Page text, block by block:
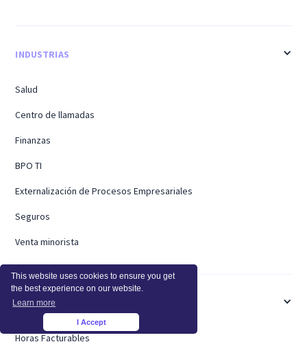
This website uses cookies to ensure you get
the best experience on our website.
Learn more
I Accept
INDUSTRIAS
Salud
Centro de llamadas
Finanzas
BPO TI
Externalización de Procesos Empresariales
Seguros
Venta minorista
CASOS DE USO
Horas Facturables